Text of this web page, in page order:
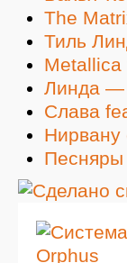
The
Тиль
Metallica
Линда —
Слава
Нирвану